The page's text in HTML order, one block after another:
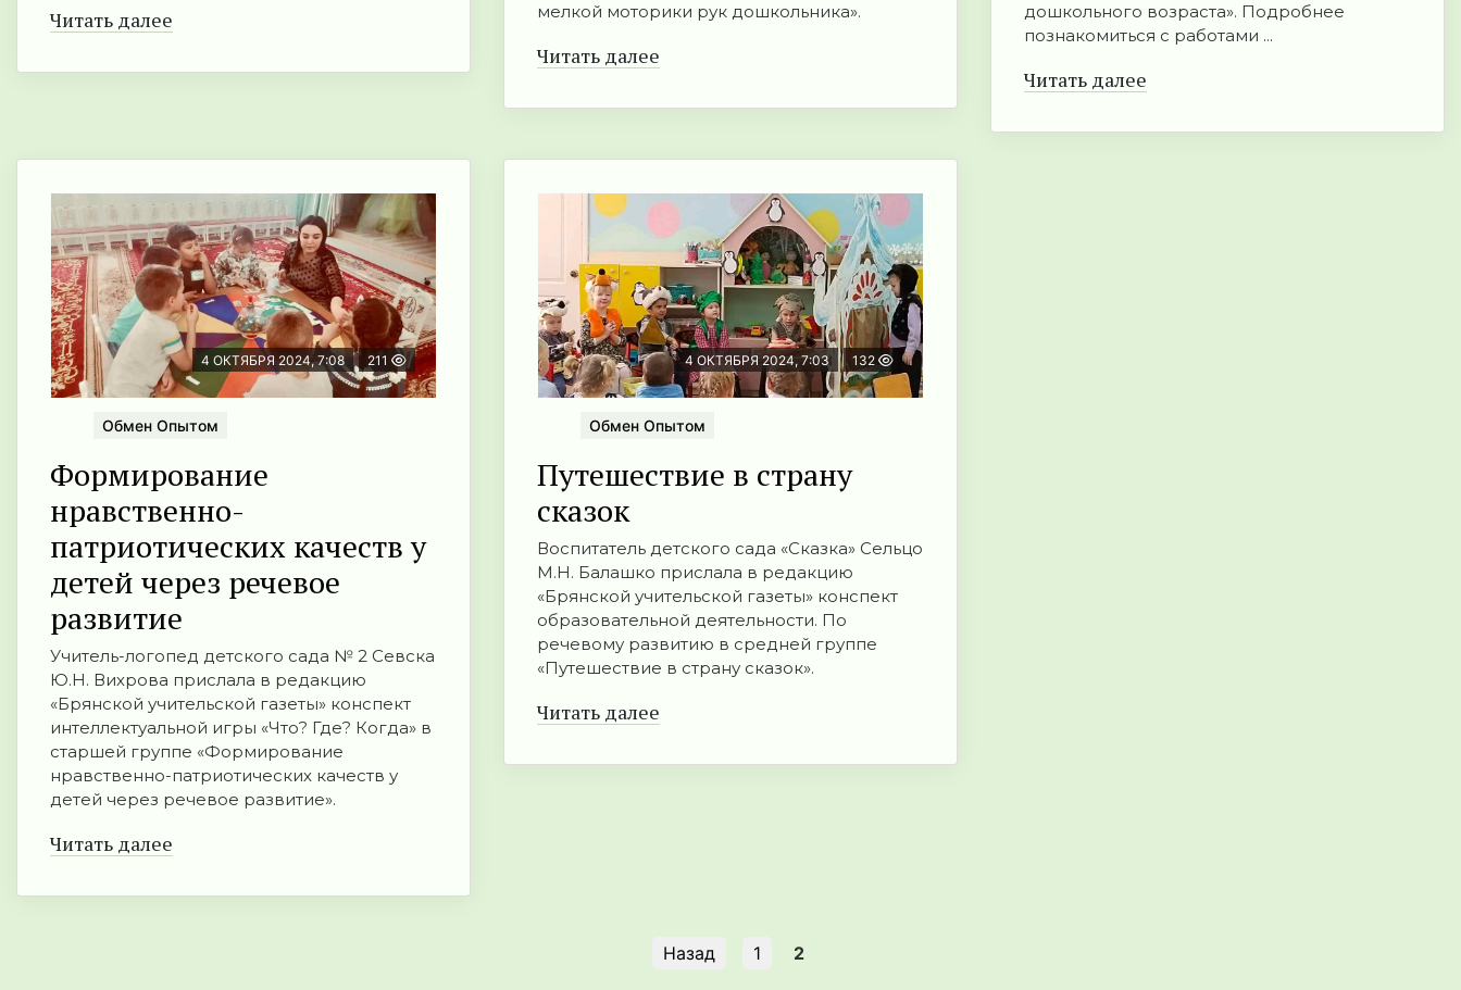
Читать далее
мелкой моторики рук дошкольника».
Читать далее
дошкольного возраста». Подробнее
познакомиться с работами ...
Читать далее
4 ОКТЯБРЯ 2024, 7:08 211
Обмен Опытом
Формирование
нравственно-
патриотических качеств у
детей через речевое
развитие
Учитель-логопед детского сада № 2 Севска
Ю.Н. Вихрова прислала в редакцию
«Брянской учительской газеты» конспект
интеллектуальной игры «Что? Где? Когда» в
старшей группе «Формирование
нравственно-патриотических качеств у
детей через речевое развитие».
Читать далее
4 ОКТЯБРЯ 2024, 7:03 132
Обмен Опытом
Путешествие в страну
сказок
Воспитатель детского сада «Сказка» Сельцо
М.Н. Балашко прислала в редакцию
«Брянской учительской газеты» конспект
образовательной деятельности. По
речевому развитию в средней группе
«Путешествие в страну сказок».
Читать далее
Назад 1 2